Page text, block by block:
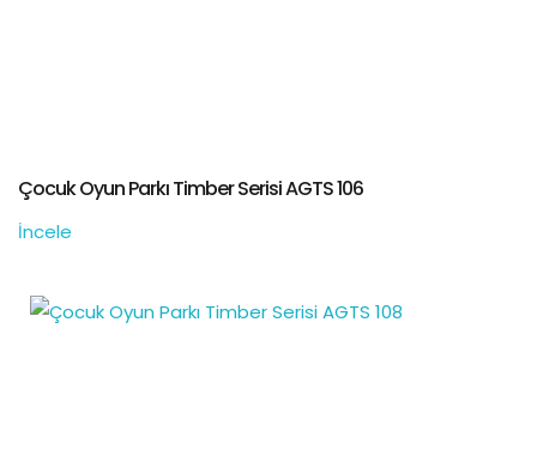
Çocuk Oyun Parkı Timber Serisi AGTS 106
İncele